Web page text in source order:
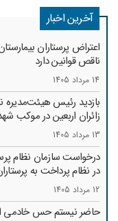
آخرین اخبار
اعتراض پرستاران
ناقص قوانین دارد
14 مرداد 1405
بازدید رئیس هیئت‌مدیره
زائران اربعین در موکب
13 مرداد 1405
درخواست سازمان نظام
در نظام پرداخت به
12 مرداد 1405
حاضر نیستم حس خادمی